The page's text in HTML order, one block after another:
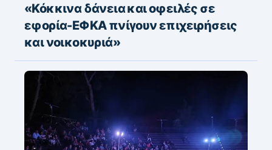
«Κόκκινα δάνεια και οφειλές σε
εφορία-ΕΦΚΑ πνίγουν επιχειρήσεις
και νοικοκυριά»